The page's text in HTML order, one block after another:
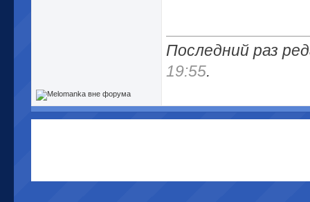
Last.fm
Последний раз
19:55.